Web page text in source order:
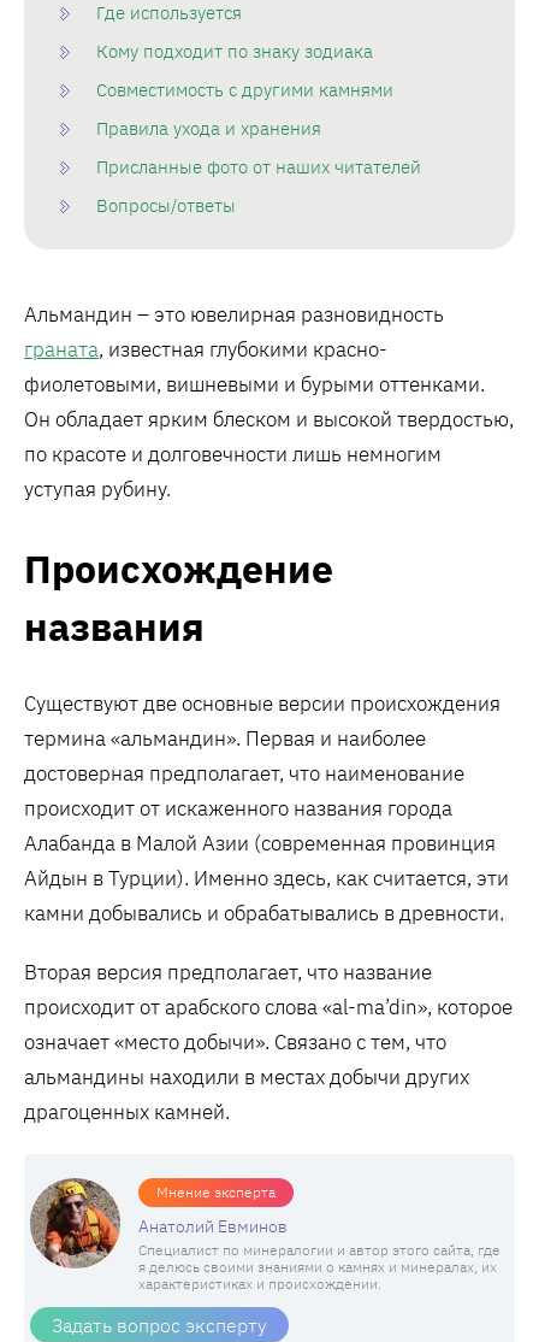
Где используется
Кому подходит по знаку зодиака
Совместимость с другими камнями
Правила ухода и хранения
Присланные фото от наших читателей
Вопросы/ответы
Альмандин – это ювелирная разновидность
граната, известная глубокими красно-
фиолетовыми, вишневыми и бурыми оттенками.
Он обладает ярким блеском и высокой твердостью,
по красоте и долговечности лишь немногим
уступая рубину.
Происхождение
названия
Существуют две основные версии происхождения
термина «альмандин». Первая и наиболее
достоверная предполагает, что наименование
происходит от искаженного названия города
Алабанда в Малой Азии (современная провинция
Айдын в Турции). Именно здесь, как считается, эти
камни добывались и обрабатывались в древности.
Вторая версия предполагает, что название
происходит от арабского слова «al-ma’din», которое
означает «место добычи». Связано с тем, что
альмандины находили в местах добычи других
драгоценных камней.
Мнение эксперта
Анатолий Евминов
Специалист по минералогии и автор этого сайта, где
я делюсь своими знаниями о камнях и минералах, их
характеристиках и происхождении.
Задать вопрос эксперту